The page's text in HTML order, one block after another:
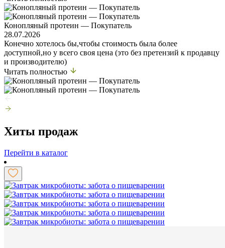
Конопляный протеин — Покупатель
28.07.2026
Конечно хотелось бы,чтобы стоимость была более
доступной,но у всего своя цена (это без претензий к продавцу
и производителю)
Читать полностью
Хиты продаж
Перейти в каталог